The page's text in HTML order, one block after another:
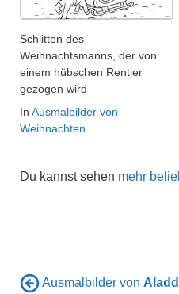
Schlitten des
Weihnachtsmanns, der von
einem hübschen Rentier
gezogen wird
In Ausmalbilder von
Weihnachten
Du kannst sehen mehr
Ausmalbilder von